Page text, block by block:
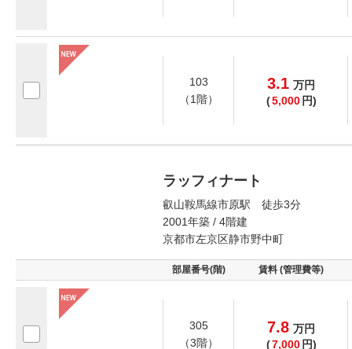
103
（1階）
3.1 万円
(5,000 円)
ラッフィナート
叡山鞍馬線市原駅 徒歩3分
2001年築 / 4階建
京都市左京区静市野中町
部屋番号(階) 賃料 (管理費等)
305
（3階）
7.8 万円
(7,000 円)